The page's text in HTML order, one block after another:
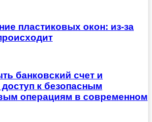
пластиковых окон: из-за
банковский счет и
к безопасным
операциям в современном